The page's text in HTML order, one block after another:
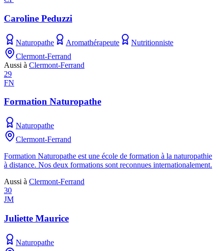
Caroline Peduzzi
Naturopathe Aromathérapeute
Nutritionniste
Clermont-Ferrand
Aussi à Clermont-Ferrand
29
FN
Formation Naturopathe
Naturopathe
Clermont-Ferrand
Formation Naturopathe est une école de formation à la naturopathie
à distance. Nos deux formations sont reconnues internationalement.
Aussi à Clermont-Ferrand
30
JM
Juliette Maurice
Naturopathe